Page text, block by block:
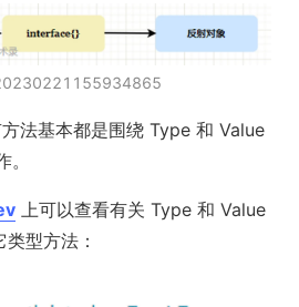
法基本都是围绕 Type 和 Value
上可以查看有关 Type 和 Value
型方法：